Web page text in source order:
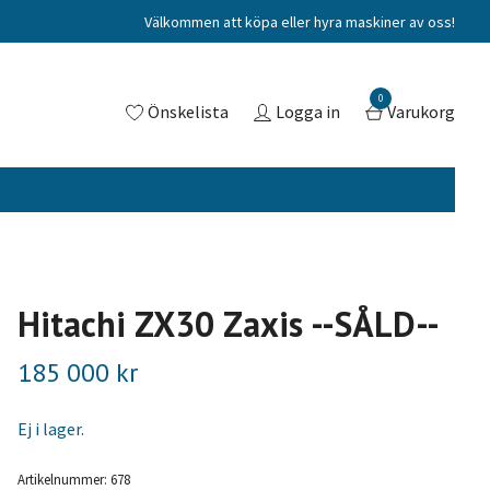
Välkommen att köpa eller hyra maskiner av oss!
Önskelista Logga in
0
Varukorg
Hitachi ZX30 Zaxis --SÅLD--
185 000 kr
Ej i lager.
Artikelnummer: 678